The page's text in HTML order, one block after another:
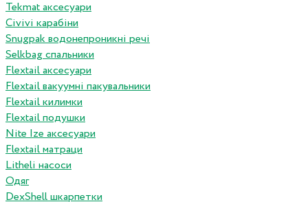
Tekmat аксесуари
Сivivi карабіни
Snugpak водонепроникні речі
Selkbag спальники
Flextail аксесуари
Flextail вакуумні пакувальники
Flextail килимки
Flextail подушки
Nite Ize аксесуари
Flextail матраци
Litheli насоси
Одяг
DexShell шкарпетки